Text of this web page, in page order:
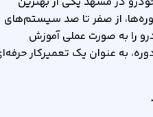
از صفر تا صد سیستم‌های
را به صورت عملی آموزش
به عنوان یک تعمیرکار